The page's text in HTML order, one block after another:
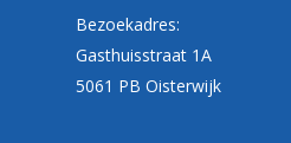
Bezoekadres:
Gasthuisstraat 1A
5061 PB Oisterwijk